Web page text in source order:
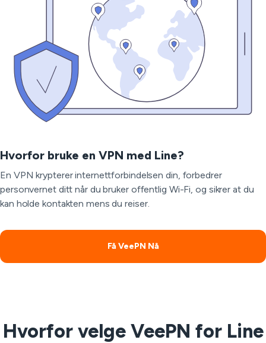
Hvorfor bruke en VPN med Line?
En VPN krypterer internettforbindelsen din, forbedrer
personvernet ditt når du bruker offentlig Wi-Fi, og sikrer at du
kan holde kontakten mens du reiser.
Få VeePN Nå
Hvorfor velge VeePN for Line